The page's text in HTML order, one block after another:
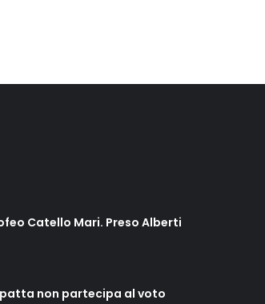
Catello Mari. Preso Alberti
non partecipa al voto